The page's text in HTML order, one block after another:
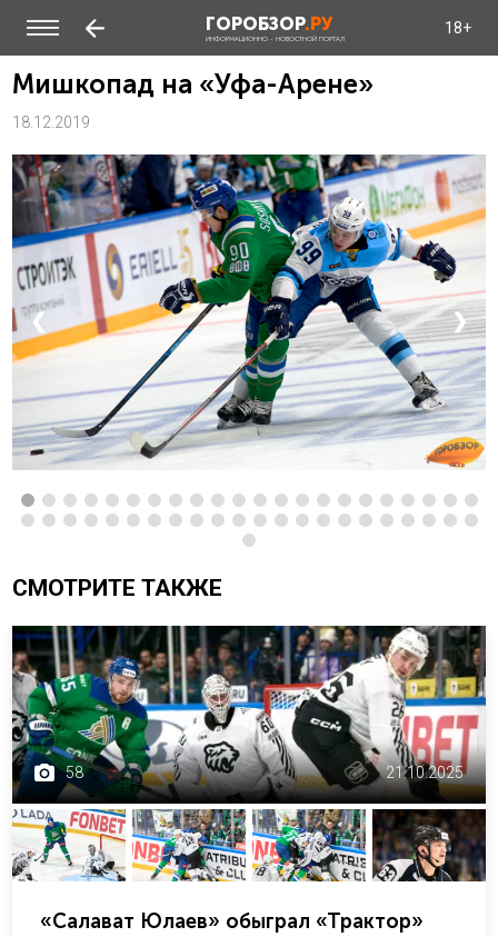
ГОРОБЗОР.РУ
ИНФОРМАЦИОННО - НОВОСТНОЙ ПОРТАЛ
18+
Мишкопад на «Уфа-Арене»
18.12.2019
❮ ❯
СМОТРИТЕ ТАКЖЕ
58 21.10.2025
«Салават Юлаев» обыграл «Трактор»